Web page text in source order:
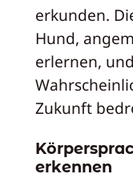
erkunden.
Hund,
erlernen,
Zukunft
erkennen